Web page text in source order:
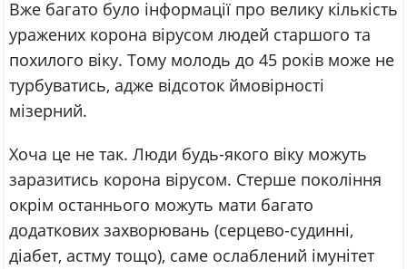
Вже багато було інформації про велику кількість
уражених корона вірусом людей старшого та
похилого віку. Тому молодь до 45 років може не
турбуватись, адже відсоток ймовірності
мізерний.
Хоча це не так. Люди будь-якого віку можуть
заразитись корона вірусом. Стерше покоління
окрім останнього можуть мати багато
додаткових захворювань (серцево-судинні,
діабет, астму тощо), саме ослаблений імунітет